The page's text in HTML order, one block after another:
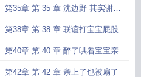
也要
第35章 第 35 章 沈边野 其实谢远
星也有
第38章 第 38 章 联谊打宝宝屁股
第40章 第 40 章 醉了哄着宝宝亲
第42章 第 42 章 亲上了也被扇了